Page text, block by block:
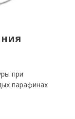
при
парафинах